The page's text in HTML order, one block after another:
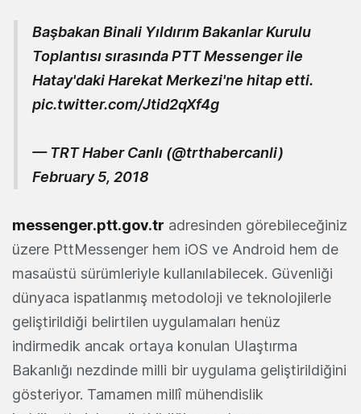
Başbakan Binali Yıldırım Bakanlar Kurulu
Toplantısı sırasında PTT Messenger ile
Hatay'daki Harekat Merkezi'ne hitap etti.
pic.twitter.com/Jtid2qXf4g
— TRT Haber Canlı (@trthabercanli)
February 5, 2018
messenger.ptt.gov.tr adresinden görebileceğiniz
üzere PttMessenger hem iOS ve Android hem de
masaüstü sürümleriyle kullanılabilecek. Güvenliği
dünyaca ispatlanmış metodoloji ve teknolojilerle
geliştirildiği belirtilen uygulamaları henüz
indirmedik ancak ortaya konulan Ulaştırma
Bakanlığı nezdinde milli bir uygulama geliştirildiğini
gösteriyor. Tamamen millî mühendislik